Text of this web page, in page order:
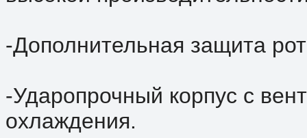
-Дополнительная защита
-Ударопрочный корпус с
охлаждения.